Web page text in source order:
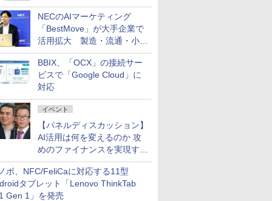
化サービスを提供
NECのAIマーケティング
「BestMove」が大手企業で
活用拡大 製造・流通・小売
企業・広告代理店などが実装
フェーズへ
BBIX、「OCX」の接続サー
ビスで「Google Cloud」に
対応
イベント
【パネルディスカッション】
AI活用は何を変えるのか 攻
めのファイナンスを実現する
業務設計とマインドセット変
革
ボ、NFC/FeliCaに対応する11型
タブレット「Lenovo ThinkTab
Gen 1」を発売